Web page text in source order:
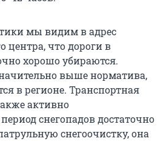
мы видим в адрес
центра, что дороги в
хорошо убираются.
выше норматива,
в регионе. Транспортная
активно
снегопадов достаточно
снегоочистку, она